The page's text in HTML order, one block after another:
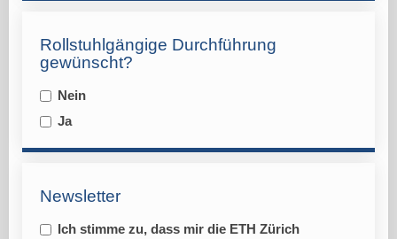
Rollstuhlgängige Durchführung
gewünscht?
Nein
Ja
Newsletter
Ich stimme zu, dass mir die ETH Zürich